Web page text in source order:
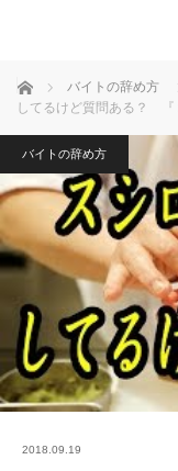
ホーム バイトの辞め方
してるけど質問ある？ 『
バイトの辞め方
2018.09.19